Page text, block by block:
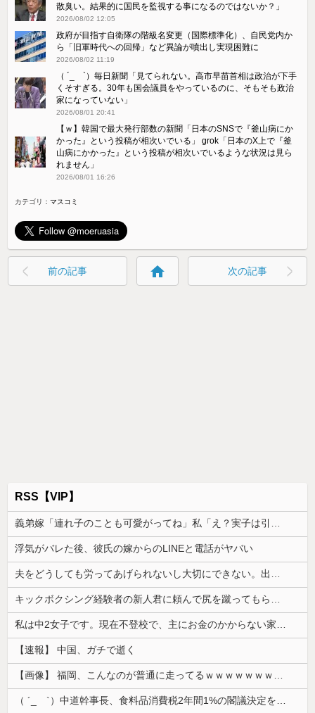
散臭い。結果的に国民を監視する事になるのではないか？」
2026/08/02 12:05
政府が目指す自衛隊の階級名変更（国際標準化）、自民党内か
ら「旧軍時代への回帰」など異論が噴出し実現困難に
2026/08/02 11:19
（ ´_ゝ`）毎日新聞「見てられない。高市早苗首相は政治が下手
くそすぎる。30年も国会議員をやっているのに、そもそも政治
家になっていない」
2026/08/01 20:41
【ｗ】韓国で最大発行部数の新聞「日本のSNSで『釜山病にか
かった』という投稿が相次いでいる」 grok「日本のX上で『釜
山病にかかった』という投稿が相次いでいるような状況は見ら
れません」
2026/08/01 16:26
カテゴリ：マスコミ
前の記事 home 次の記事
RSS【VIP】
浮気がバレた後、彼氏の嫁からのLINEと電話がヤバい
【速報】 中国、ガチで逝く